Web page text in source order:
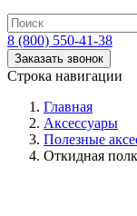
8 (800) 550-41-38
Заказать звонок
Строка навигации
Главная
Аксессуары
Полезные
Откидная